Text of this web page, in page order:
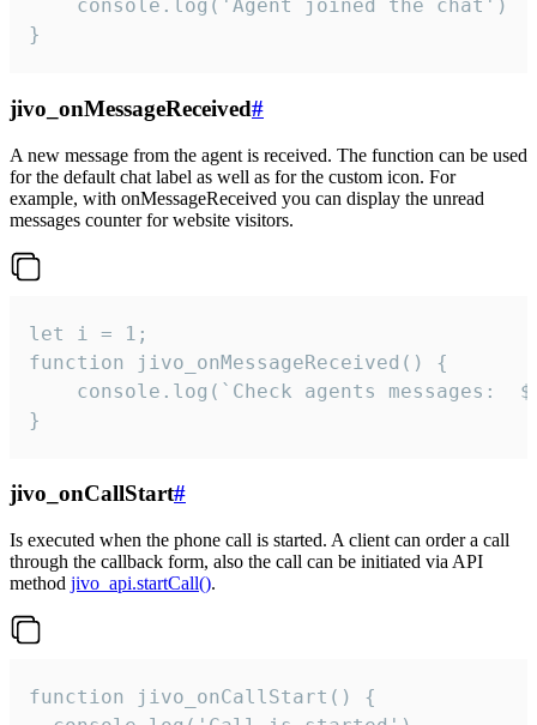
}
jivo_onMessageReceived#
A new message from the agent is received. The function can be used
for the default chat label as well as for the custom icon. For
example, with onMessageReceived you can display the unread
messages counter for website visitors.
let i = 1;
function jivo_onMessageReceived() {
}
jivo_onCallStart#
Is executed when the phone call is started. A client can order a call
through the callback form, also the call can be initiated via API
method jivo_api.startCall().
function jivo_onCallStart() {